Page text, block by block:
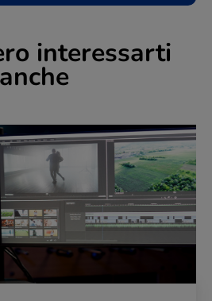
interessarti
anche